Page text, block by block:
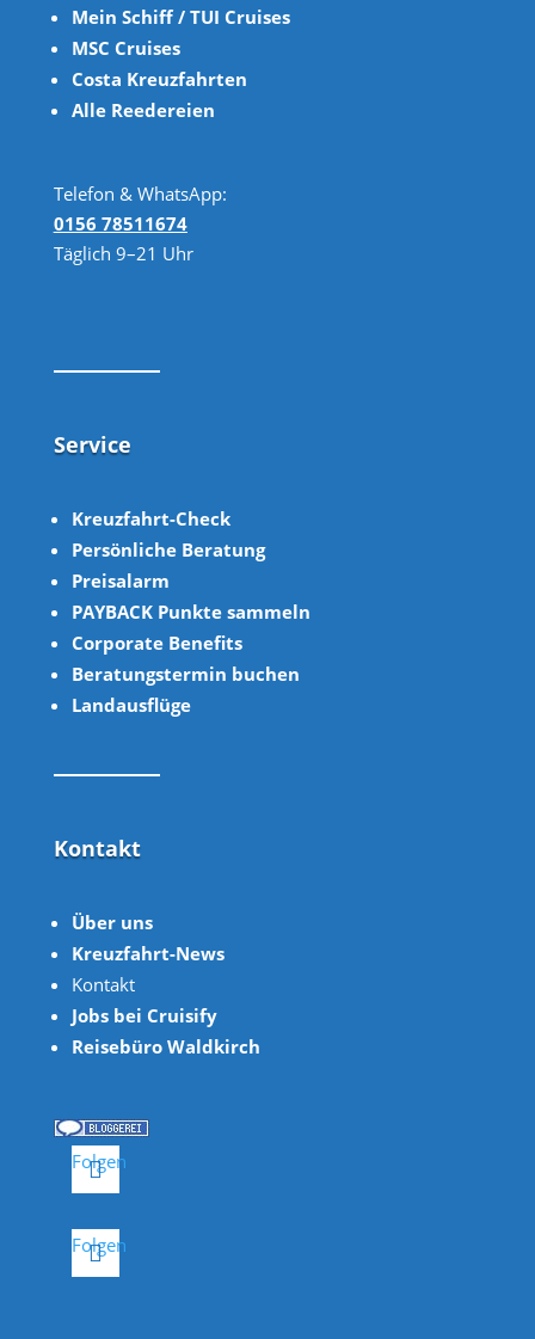
Mein Schiff / TUI Cruises
MSC Cruises
Costa Kreuzfahrten
Alle Reedereien
Telefon & WhatsApp:
0156 78511674
Täglich 9–21 Uhr
Service
Kreuzfahrt-Check
Persönliche Beratung
Preisalarm
PAYBACK Punkte sammeln
Corporate Benefits
Beratungstermin buchen
Landausflüge
Kontakt
Über uns
Kreuzfahrt-News
Kontakt
Jobs bei Cruisify
Reisebüro Waldkirch
Folgen
Folgen